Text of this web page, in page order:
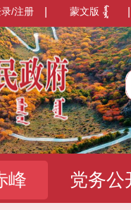
蒙文版
/注册
峰 党务公